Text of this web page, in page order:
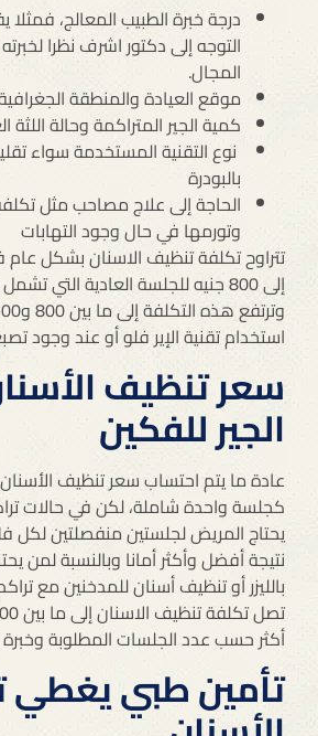
درجة خبرة الطبيب المعالج،
التوجه إلى دكتور اشرف نظرا
المجال.
موقع العيادة والمنطقة
كمية الجير المتراكمة وحالة اللثة
نوع التقنية المستخدمة سواء
بالبودرة
الحاجة إلى علاج مصاحب مثل
وتورمها في حال وجود التهابات
إلى 800 جنيه للجلسة العادية التي
استخدام تقنية الإير فلو أو عند وجود
سعر تنظيف
الجير للفكين
عادة ما يتم احتساب سعر تنظيف الأسنان
كجلسة واحدة شاملة، لكن في حالات
يحتاج المريض لجلستين منفصلتين
نتيجة أفضل وأكثر أمانا وبالنسبة لمن
بالليزر أو تنظيف أسنان للمدخنين مع
أكثر حسب عدد الجلسات المطلوبة وخبرة
تأمين طبي يغطي